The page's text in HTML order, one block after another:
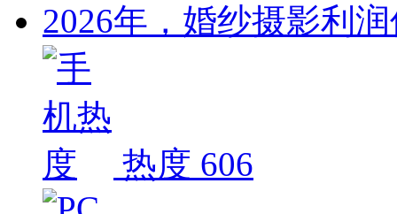
2026年，婚纱摄影利
热度 606